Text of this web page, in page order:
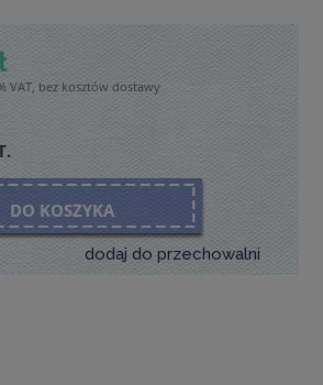
VAT, bez kosztów dostawy
DO KOSZYKA
dodaj do przechowalni